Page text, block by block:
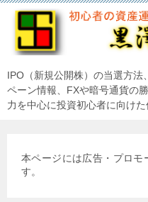
IPO（新規公開株）の当選方
ペーン情報、FXや暗号通貨の
力を中心に投資初心者に向け
本ページには広告・プロモ
す。